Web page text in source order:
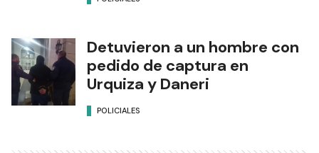
Detuvieron a un hombre con
pedido de captura en
Urquiza y Daneri
POLICIALES